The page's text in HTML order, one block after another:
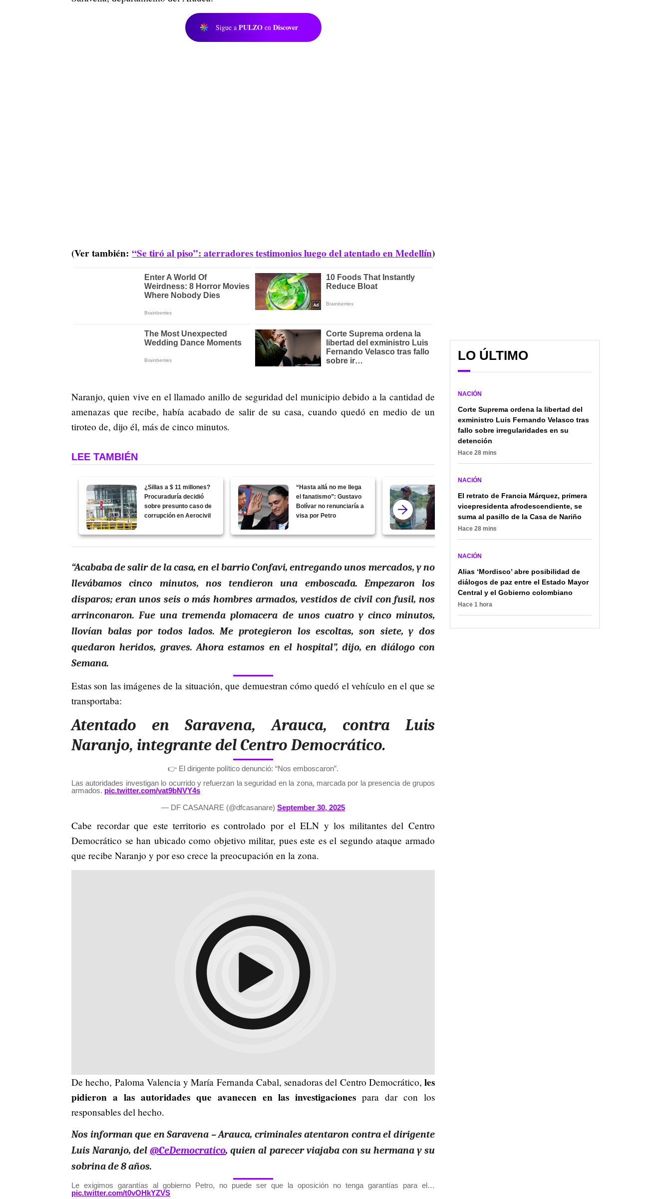
Sigue a PULZO en Discover
(Ver también: “Se tiró al piso”: aterradores testimonios luego del atentado en Medellín)
Naranjo, quien vive en el llamado anillo de seguridad del municipio debido a la cantidad de
amenazas que recibe, había acabado de salir de su casa, cuando quedó en medio de un
tiroteo de, dijo él, más de cinco minutos.
LEE TAMBIÉN
¿Sillas a $ 11 millones?
Procuraduría decidió
sobre presunto caso de
corrupción en Aerocivil
“Hasta allá no me llega
el fanatismo”: Gustavo
Bolívar no renunciaría a
visa por Petro
Valencia: 80 km a pie
para mostrar la riqueza
y fragilidad de la laguna
de San Diego
“Acababa de salir de la casa, en el barrio Confavi, entregando unos mercados, y no
llevábamos cinco minutos, nos tendieron una emboscada. Empezaron los
disparos; eran unos seis o más hombres armados, vestidos de civil con fusil, nos
arrinconaron. Fue una tremenda plomacera de unos cuatro y cinco minutos,
llovían balas por todos lados. Me protegieron los escoltas, son siete, y dos
quedaron heridos, graves. Ahora estamos en el hospital”, dijo, en diálogo con
Semana.
Estas son las imágenes de la situación, que demuestran cómo quedó el vehículo en el que se
transportaba:
Atentado en Saravena, Arauca, contra Luis
Naranjo, integrante del Centro Democrático.
👉 El dirigente político denunció: “Nos emboscaron”.
Las autoridades investigan lo ocurrido y refuerzan la seguridad en la zona, marcada por la presencia de grupos
armados. pic.twitter.com/vat9bNVY4s
— DF CASANARE (@dfcasanare) September 30, 2025
Cabe recordar que este territorio es controlado por el ELN y los militantes del Centro
Democrático se han ubicado como objetivo militar, pues este es el segundo ataque armado
que recibe Naranjo y por eso crece la preocupación en la zona.
De hecho, Paloma Valencia y María Fernanda Cabal, senadoras del Centro Democrático, les
pidieron a las autoridades que avanecen en las investigaciones para dar con los
responsables del hecho.
Nos informan que en Saravena – Arauca, criminales atentaron contra el dirigente
Luis Naranjo, del@CeDemocratico, quien al parecer viajaba con su hermana y su
sobrina de 8 años.
Le exigimos garantías al gobierno Petro, no puede ser que la oposición no tenga garantías para el…
pic.twitter.com/t0vOHkYZVS
LO ÚLTIMO
NACIÓN
Corte Suprema ordena la libertad del
exministro Luis Fernando Velasco tras
fallo sobre irregularidades en su
detención
Hace 28 mins
NACIÓN
El retrato de Francia Márquez, primera
vicepresidenta afrodescendiente, se
suma al pasillo de la Casa de Nariño
Hace 28 mins
NACIÓN
Alias ‘Mordisco’ abre posibilidad de
diálogos de paz entre el Estado Mayor
Central y el Gobierno colombiano
Hace 1 hora